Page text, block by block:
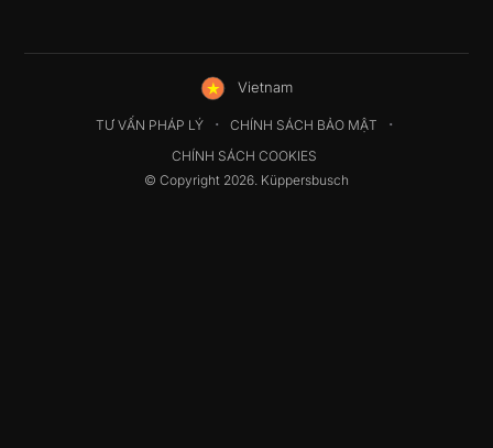
Vietnam
TƯ VẤN PHÁP LÝ
CHÍNH SÁCH BẢO MẬT
CHÍNH SÁCH COOKIES
© Copyright 2026. Küppersbusch